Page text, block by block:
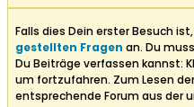
Falls dies Dein erster Besuch
gestellten Fragen an. Du
Du Beiträge verfassen kannst:
um fortzufahren. Zum Lesen
entsprechende Forum aus der